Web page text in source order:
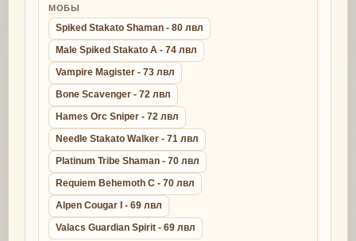
МОБЫ
Spiked Stakato Shaman - 80 лвл
Male Spiked Stakato A - 74 лвл
Vampire Magister - 73 лвл
Bone Scavenger - 72 лвл
Hames Orc Sniper - 72 лвл
Needle Stakato Walker - 71 лвл
Platinum Tribe Shaman - 70 лвл
Requiem Behemoth C - 70 лвл
Alpen Cougar I - 69 лвл
Valacs Guardian Spirit - 69 лвл